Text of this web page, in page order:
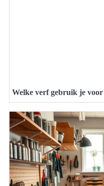
Welke verf gebruik je